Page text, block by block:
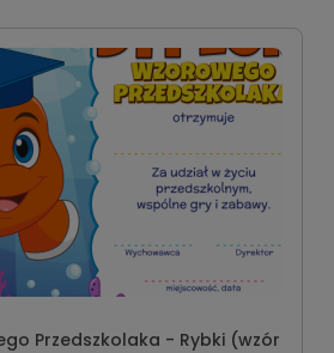
Przedszkolaka - Rybki (wzór